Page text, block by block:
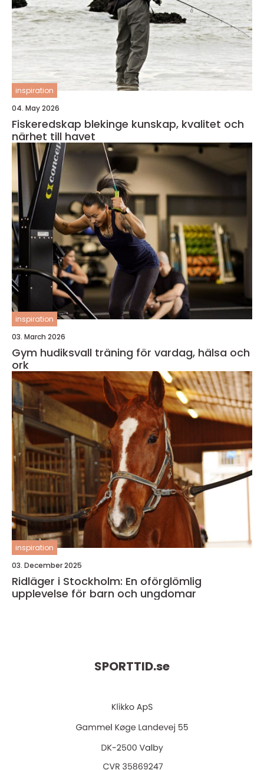
inspiration
04. May 2026
Fiskeredskap blekinge kunskap, kvalitet och
närhet till havet
inspiration
03. March 2026
Gym hudiksvall träning för vardag, hälsa och
ork
inspiration
03. December 2025
Ridläger i Stockholm: En oförglömlig
upplevelse för barn och ungdomar
SPORTTID.se